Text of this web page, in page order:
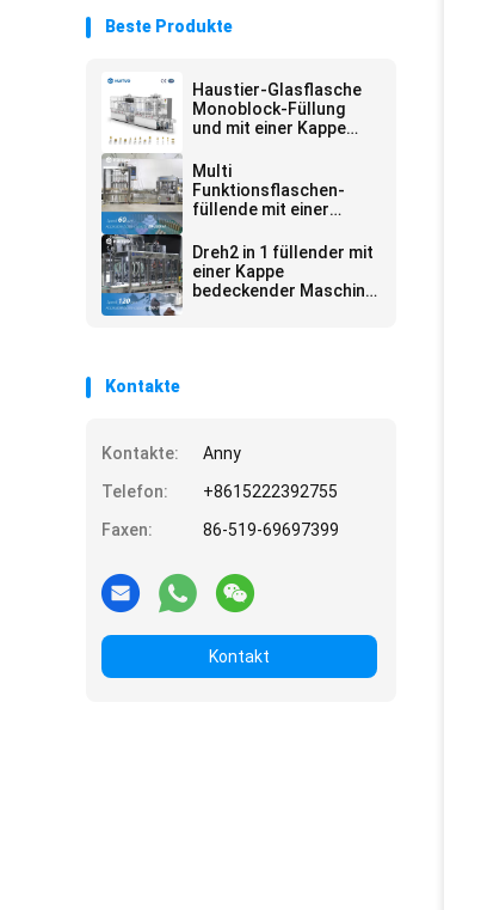
Beste Produkte
Haustier-Glasflasche
Monoblock-Füllung
und mit einer Kappe
automatisch für
Kosmetik
Multi
Funktionsflaschen-
füllende mit einer
Maschine für
kosmetisches Pack-
Band
Dreh2 in 1 füllender mit
einer Kappe
bedeckender Maschine
Kontakte
Kontakte:
Anny
Telefon:
+8615222392755
Faxen:
86-519-69697399
Kontakt